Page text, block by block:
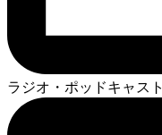
ラジオ・ポッドキャスト